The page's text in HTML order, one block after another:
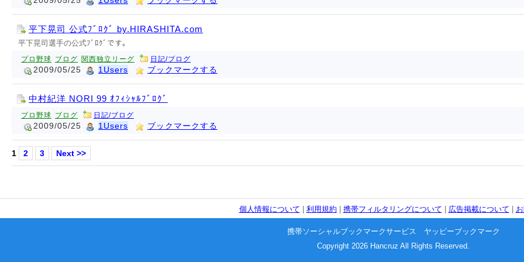
平下晃司 公式ﾌﾞﾛｸﾞ by.HIRASHITA.com
平下晃司選手の公式ﾌﾞﾛｸﾞです｡
プロ野球 ブログ 関西独立リーグ 日記/ブログ
2009/05/25 1Users ブックマークする
中村紀洋 NORI 99 ｵﾌｨｼｬﾙﾌﾞﾛｸﾞ
プロ野球 ブログ 日記/ブログ
2009/05/25 1Users ブックマークする
1 2 3 Next >>
個人情報について 利用規約 携帯フィルタリングについて 広告掲載について
携帯ソーシャルブックマークサービス ヤッピーブックマーク
Copyright 2026 Hancruz All Rights Reserved.